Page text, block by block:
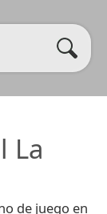
La
de juego en